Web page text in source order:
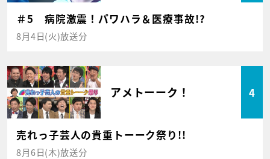
＃5 病院激震！パワハラ＆医療事故!?
8月4日(火)放送分
アメトーーク！ 4
売れっ子芸人の貴重トーーク祭り!!
8月6日(木)放送分